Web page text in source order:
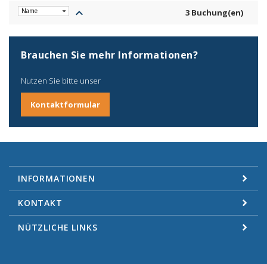
keyboard_arrow_up 3 Buchung(en)
Brauchen Sie mehr Informationen?
Nutzen Sie bitte unser
Kontaktformular
INFORMATIONEN
KONTAKT
NÜTZLICHE LINKS